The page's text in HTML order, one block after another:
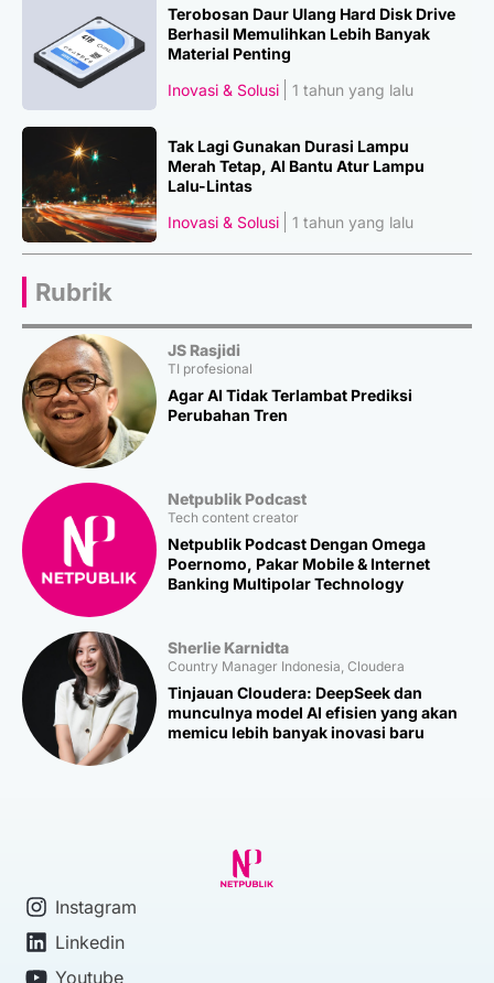
Terobosan Daur Ulang Hard Disk Drive
Berhasil Memulihkan Lebih Banyak
Material Penting
Inovasi & Solusi
1 tahun yang lalu
Tak Lagi Gunakan Durasi Lampu
Merah Tetap, AI Bantu Atur Lampu
Lalu-Lintas
Inovasi & Solusi
1 tahun yang lalu
Rubrik
JS Rasjidi
TI profesional
Agar AI Tidak Terlambat Prediksi
Perubahan Tren
Netpublik Podcast
Tech content creator
Netpublik Podcast Dengan Omega
Poernomo, Pakar Mobile & Internet
Banking Multipolar Technology
Sherlie Karnidta
Country Manager Indonesia, Cloudera
Tinjauan Cloudera: DeepSeek dan
munculnya model AI efisien yang akan
memicu lebih banyak inovasi baru
Instagram
Linkedin
Youtube